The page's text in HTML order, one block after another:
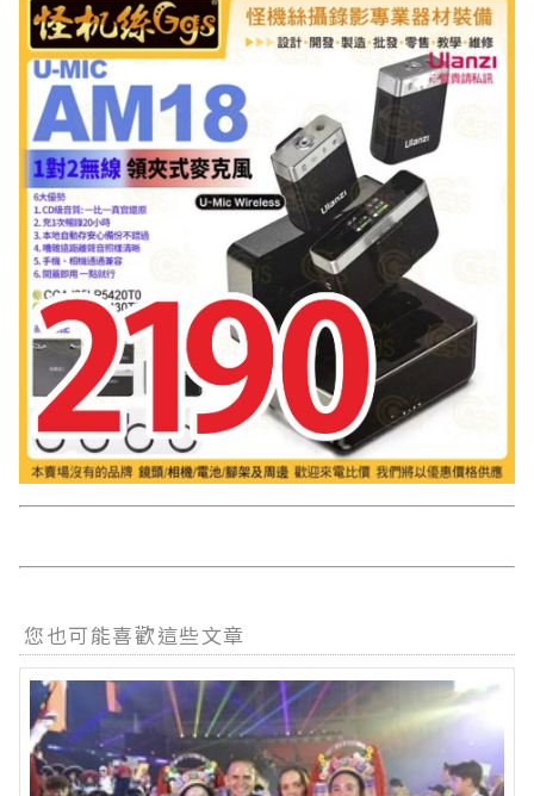
您也可能喜歡這些文章